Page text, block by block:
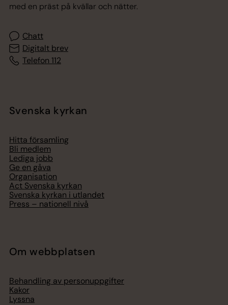
med en präst på kvällar och nätter.
Chatt
Digitalt brev
Telefon 112
Svenska kyrkan
Hitta församling
Bli medlem
Lediga jobb
Ge en gåva
Organisation
Act Svenska kyrkan
Svenska kyrkan i utlandet
Press – nationell nivå
Om webbplatsen
Behandling av personuppgifter
Kakor
Lyssna